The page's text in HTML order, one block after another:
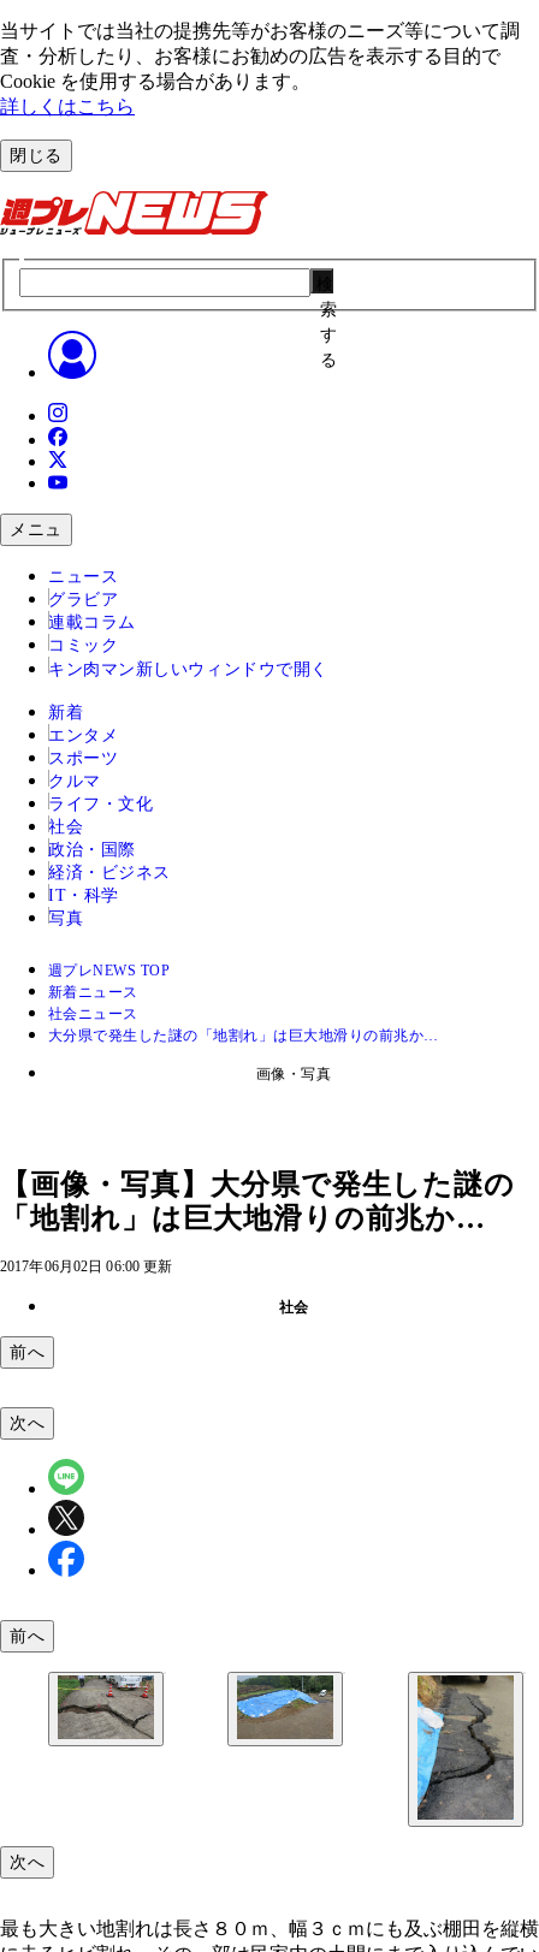
当サイトでは当社の提携先等がお客様のニーズ等について調
査・分析したり、お客様にお勧めの広告を表⽰する⽬的で
Cookie を使⽤する場合があります。
詳しくはこちら
閉じる
索
す
る
メニュ
ニュース
グラビア
連載コラム
コミック
キン肉マン 新しいウィンドウで開く
新着
エンタメ
スポーツ
クルマ
ライフ・文化
社会
政治・国際
経済・ビジネス
IT・科学
写真
週プレNEWS TOP
新着ニュース
社会ニュース
大分県で発生した謎の「地割れ」は巨大地滑りの前兆か…
画像・写真
【画像・写真】大分県で発生した謎の
「地割れ」は巨大地滑りの前兆か…
2017年06月02日 06:00 更新
社会
前へ
最も大きい地割れは長さ８０ｍ、幅３ｃｍにも及ぶ
ブルーシートがかけられているが、田んぼの中に
次へ
前へ
次へ
最も大きい地割れは長さ８０ｍ、幅３ｃｍにも及ぶ棚田を縦横